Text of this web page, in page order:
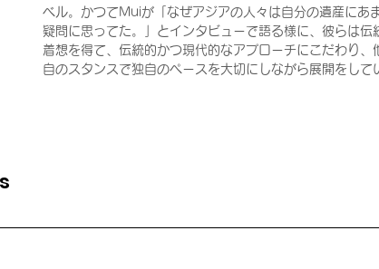
ベル。かつてMuiが「なぜアジアの人々は自分の遺産にあ
疑問に思ってた。」とインタビューで語る様に、彼らは伝
着想を得て、伝統的かつ現代的なアプローチにこだわり、
自のスタンスで独自のペースを大切にしながら展開をして